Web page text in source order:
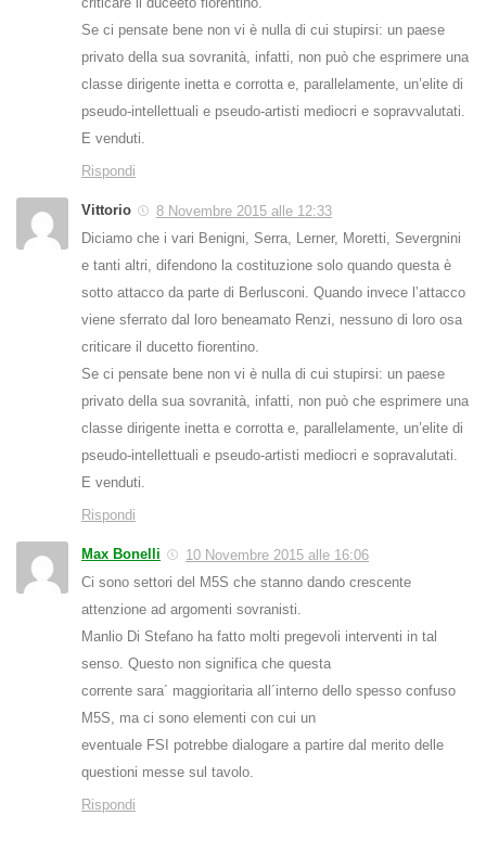
Se ci pensate bene non vi è nulla di cui stupirsi: un paese
privato della sua sovranità, infatti, non può che esprimere una
classe dirigente inetta e corrotta e, parallelamente, un’elite di
pseudo-intellettuali e pseudo-artisti mediocri e sopravvalutati.
E venduti.
Rispondi
Vittorio
8 Novembre 2015 alle 12:33
Diciamo che i vari Benigni, Serra, Lerner, Moretti, Severgnini
e tanti altri, difendono la costituzione solo quando questa è
sotto attacco da parte di Berlusconi. Quando invece l’attacco
viene sferrato dal loro beneamato Renzi, nessuno di loro osa
criticare il ducetto fiorentino.
Se ci pensate bene non vi è nulla di cui stupirsi: un paese
privato della sua sovranità, infatti, non può che esprimere una
classe dirigente inetta e corrotta e, parallelamente, un’elite di
pseudo-intellettuali e pseudo-artisti mediocri e sopravalutati.
E venduti.
Rispondi
Max Bonelli
10 Novembre 2015 alle 16:06
Ci sono settori del M5S che stanno dando crescente
attenzione ad argomenti sovranisti.
Manlio Di Stefano ha fatto molti pregevoli interventi in tal
senso. Questo non significa che questa
corrente sara´ maggioritaria all´interno dello spesso confuso
M5S, ma ci sono elementi con cui un
eventuale FSI potrebbe dialogare a partire dal merito delle
questioni messe sul tavolo.
Rispondi